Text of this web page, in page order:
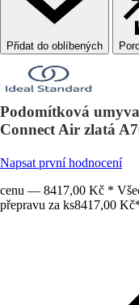
Podomítková
Connect Air zlatá
Napsat první hodnocení
cenu — 8417,00 Kč *
přepravu za ks8417,00 Kč